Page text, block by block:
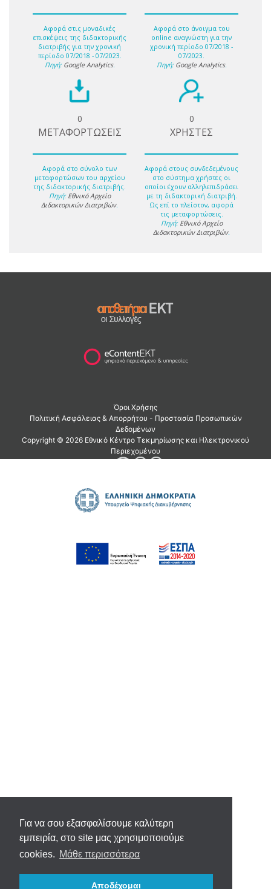
Για να σου εξασφαλίσουμε καλύτερη
εμπειρία, στο site μας χρησιμοποιούμε
cookies. Μάθε περισσότερα
Αποδέχομαι
Αφορά στις μοναδικές
επισκέψεις της διδακτορικής
διατριβής για την χρονική
περίοδο 07/2018 - 07/2023.
Πηγή: Google Analytics.
Αφορά στο άνοιγμα του
online αναγνώστη για την
χρονική περίοδο 07/2018 -
07/2023.
Πηγή: Google Analytics.
0
ΜΕΤΑΦΟΡΤΩΣΕΙΣ
Αφορά στο σύνολο των
μεταφορτώσων του αρχείου
της διδακτορικής διατριβής.
Πηγή: Εθνικό Αρχείο
Διδακτορικών Διατριβών.
0
ΧΡΗΣΤΕΣ
Αφορά στους συνδεδεμένους
στο σύστημα χρήστες οι
οποίοι έχουν αλληλεπιδράσει
με τη διδακτορική διατριβή.
Ως επί το πλείστον, αφορά
τις μεταφορτώσεις.
Πηγή: Εθνικό Αρχείο
Διδακτορικών Διατριβών.